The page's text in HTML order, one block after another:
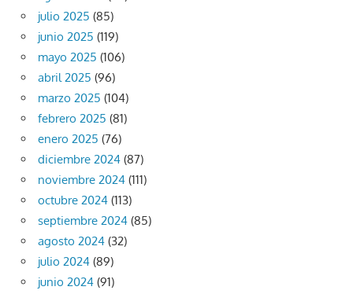
julio 2025 (85)
junio 2025 (119)
mayo 2025 (106)
abril 2025 (96)
marzo 2025 (104)
febrero 2025 (81)
enero 2025 (76)
diciembre 2024 (87)
noviembre 2024 (111)
octubre 2024 (113)
septiembre 2024 (85)
agosto 2024 (32)
julio 2024 (89)
junio 2024 (91)